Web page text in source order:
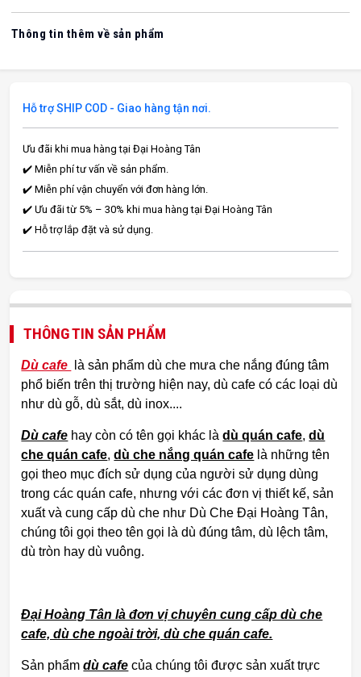
Thông tin thêm về sản phẩm
Hỗ trợ SHIP COD - Giao hàng tận nơi.
Ưu đãi khi mua hàng tại Đại Hoàng Tân
✔️ Miễn phí tư vấn về sản phẩm.
✔️ Miễn phí vận chuyển với đơn hàng lớn.
✔️ Ưu đãi từ 5% – 30% khi mua hàng tại Đại Hoàng Tân
✔️ Hỗ trợ lắp đặt và sử dụng.
THÔNG TIN SẢN PHẨM
Dù cafe
là sản phẩm dù che mưa che nắng đúng tâm
phổ biến trên thị trường hiện nay, dù cafe có các loại dù
như dù gỗ, dù sắt, dù inox....
Dù cafe hay còn có tên gọi khác làdù quán cafe,dù
che quán cafe,dù che nắng quán cafe là những tên
gọi theo mục đích sử dụng của người sử dụng dùng
trong các quán cafe, nhưng với các đơn vị thiết kế, sản
xuất và cung cấp dù che như Dù Che Đại Hoàng Tân,
chúng tôi gọi theo tên gọi là dù đúng tâm, dù lệch tâm,
dù tròn hay dù vuông.
Đại Hoàng Tân là đơn vị chuyên cung cấp dù che
cafe, dù che ngoài trời, dù che quán cafe.
Sản phẩmdù cafe của chúng tôi được sản xuất trực